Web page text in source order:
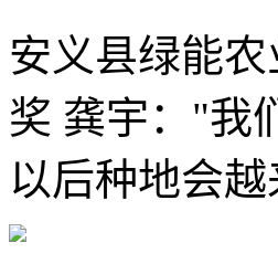
安义县绿能
奖 龚宇："我
以后种地会